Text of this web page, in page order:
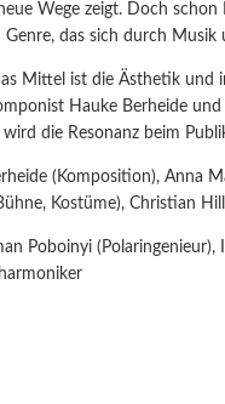
Wege zeigt. Doch
Genre, das sich durch
Mittel ist die Ästhetik
Hauke Berheide
die Resonanz beim
(Komposition), Anna
Kostüme), Christian
Poboinyi (Polaringenieur),